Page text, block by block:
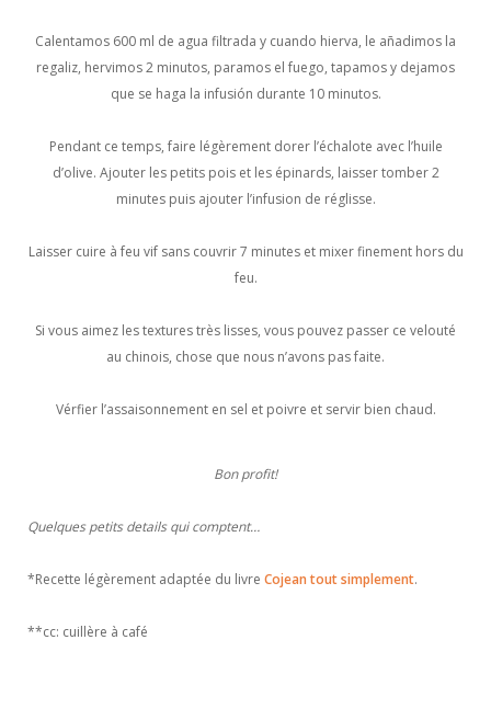
Calentamos 600 ml de agua filtrada y cuando hierva, le añadimos la
regaliz, hervimos 2 minutos, paramos el fuego, tapamos y dejamos
que se haga la infusión durante 10 minutos.
Pendant ce temps, faire légèrement dorer l’échalote avec l’huile
d’olive. Ajouter les petits pois et les épinards, laisser tomber 2
minutes puis ajouter l’infusion de réglisse.
Laisser cuire à feu vif sans couvrir 7 minutes et mixer finement hors du
feu.
Si vous aimez les textures très lisses, vous pouvez passer ce velouté
au chinois, chose que nous n’avons pas faite.
Vérfier l’assaisonnement en sel et poivre et servir bien chaud.
Bon profit!
Quelques petits details qui comptent…
*Recette légèrement adaptée du livre Cojean tout simplement.
**cc: cuillère à café